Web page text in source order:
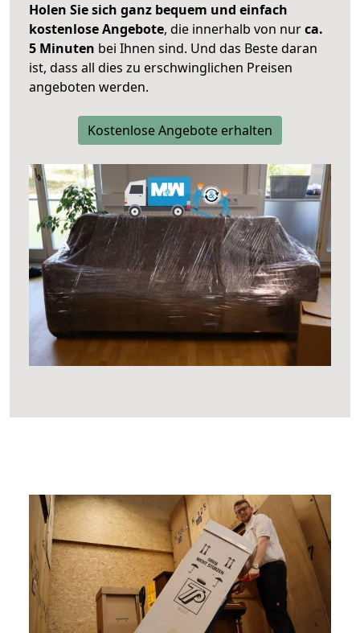
Holen Sie sich ganz bequem und einfach
kostenlose Angebote, die innerhalb von nurca.
5 Minuten bei Ihnen sind. Und das Beste daran
ist, dass all dies zu erschwinglichen Preisen
angeboten werden.
Kostenlose Angebote erhalten